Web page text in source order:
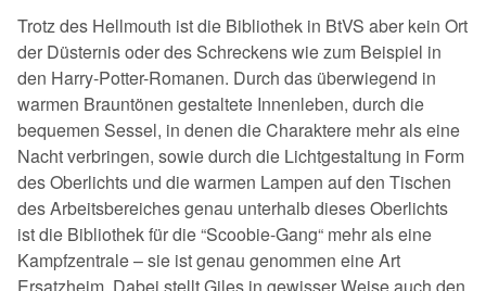
Trotz des Hellmouth ist die Bibliothek in BtVS aber kein Ort
der Düsternis oder des Schreckens wie zum Beispiel in
den Harry-Potter-Romanen. Durch das überwiegend in
warmen Brauntönen gestaltete Innenleben, durch die
bequemen Sessel, in denen die Charaktere mehr als eine
Nacht verbringen, sowie durch die Lichtgestaltung in Form
des Oberlichts und die warmen Lampen auf den Tischen
des Arbeitsbereiches genau unterhalb dieses Oberlichts
ist die Bibliothek für die “Scoobie-Gang“ mehr als eine
Kampfzentrale – sie ist genau genommen eine Art
Ersatzheim. Dabei stellt Giles in gewisser Weise auch den